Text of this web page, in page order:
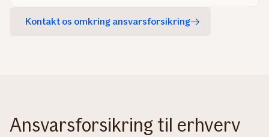
Kontakt os omkring ansvarsforsikring
Ansvarsforsikring til erhverv